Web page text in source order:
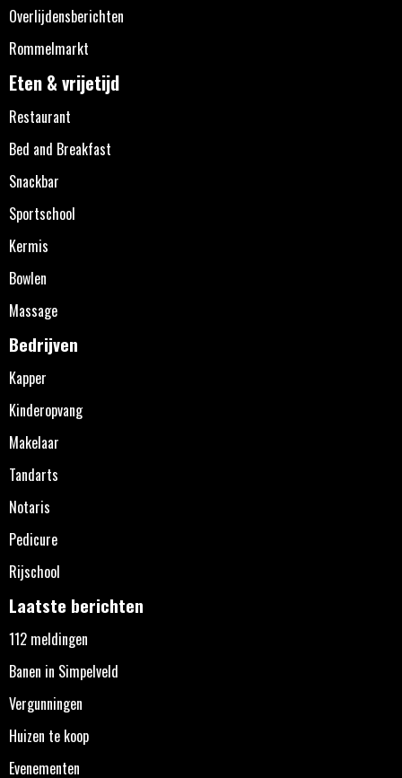
Overlijdensberichten
Rommelmarkt
Eten & vrijetijd
Restaurant
Bed and Breakfast
Snackbar
Sportschool
Kermis
Bowlen
Massage
Bedrijven
Kapper
Kinderopvang
Makelaar
Tandarts
Notaris
Pedicure
Rijschool
Laatste berichten
112 meldingen
Banen in Simpelveld
Vergunningen
Huizen te koop
Evenementen